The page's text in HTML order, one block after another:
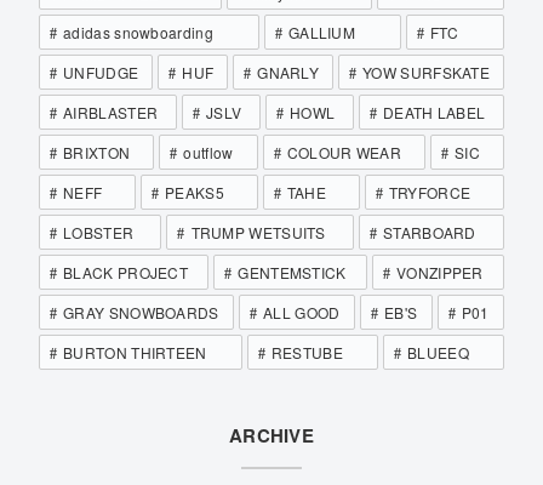
adidas snowboarding
GALLIUM
FTC
UNFUDGE
HUF GNARLY
YOW SURFSKATE
AIRBLASTER
JSLV HOWL
DEATH LABEL
BRIXTON
outflow COLOUR WEAR
SIC
NEFF
PEAKS5 TAHE
TRYFORCE
LOBSTER
TRUMP WETSUITS
STARBOARD
BLACK PROJECT
GENTEMSTICK
VONZIPPER
GRAY SNOWBOARDS
ALL GOOD EB'S
P01
BURTON THIRTEEN
RESTUBE BLUEEQ
ARCHIVE